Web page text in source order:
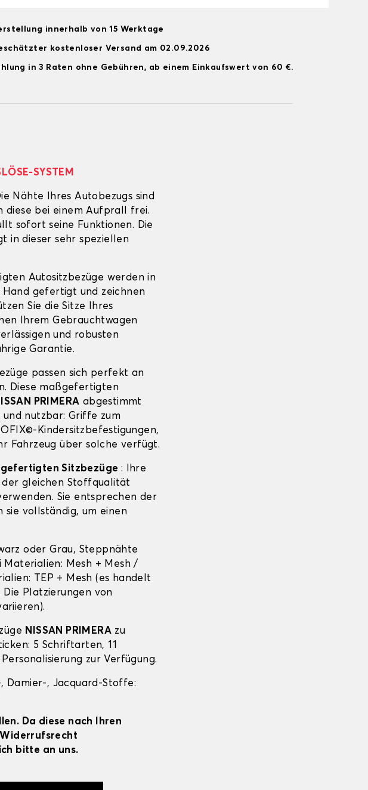
innerhalb von 15 Werktage
kostenloser Versand am 02.09.2026
in 3 Raten ohne Gebühren, ab einem Einkaufswert von 60 €.
SYSTEM
Nähte Ihres Autobezugs sind
diese bei einem Aufprall frei.
sofort seine Funktionen. Die
in dieser sehr speziellen
Autositzbezüge werden in
gefertigt und zeichnen
Sie die Sitze Ihres
Ihrem Gebrauchtwagen
und robusten
Garantie.
passen sich perfekt an
Diese maßgefertigten
PRIMERA abgestimmt
nutzbar: Griffe zum
Kindersitzbefestigungen,
Fahrzeug über solche verfügt.
Sitzbezüge : Ihre
der gleichen Stoffqualität
Sie entsprechen der
sie vollständig, um einen
oder Grau, Steppnähte
Mesh + Mesh /
TEP + Mesh (es handelt
Die Platzierungen von
NISSAN PRIMERA zu
5 Schriftarten, 11
zur Verfügung.
Damier-, Jacquard-Stoffe:
Da diese nach Ihren
bitte an uns.